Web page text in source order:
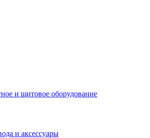
и щитовое оборудование
и аксессуары